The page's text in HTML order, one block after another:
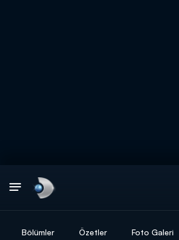
Bölümler Özetler Foto Galeri